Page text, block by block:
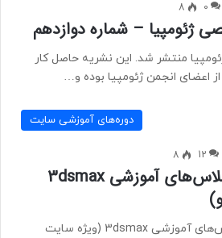
0
8
ژئومپیا – شماره دوازدهم
منتشر شد. این نشریه حاصل کار
انجمن ژئومپیا بوده و…
دوره‌های آموزشی سایت
12
8
فراخوان شرکت در کلاس‌های آموزشی 3dsmax
فراخوان برای شرکت در کلاس‌های آموزشی 3dsmax (ویژه سایت